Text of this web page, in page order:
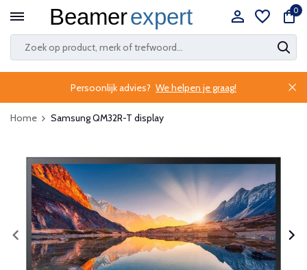
0
Persoonlijk advies? We helpen je graag!
Home Samsung QM32R-T display